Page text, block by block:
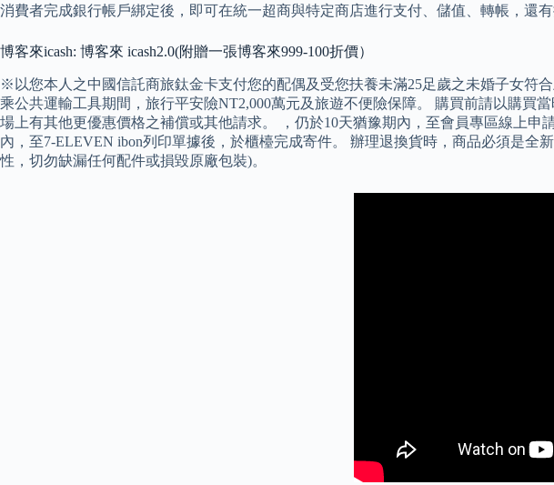
消費者完成銀行帳戶綁定後，即可在統一超商與特定商店進行支付、儲值、轉帳，還有
博客來icash: 博客來 icash2.0(附贈一張博客來999-100折價）
※以您本人之中國信託商旅鈦金卡支付您的配偶及受您扶養未滿25足歲之未婚子女符
乘公共運輸工具期間，旅行平安險NT2,000萬元及旅遊不便險保障。 購買前請以購
場上有其他更優惠價格之補償或其他請求。 ，仍於10天猶豫期內，至會員專區線上
內，至7-ELEVEN ibon列印單據後，於櫃檯完成寄件。 辦理退換貨時，商品必須是
性，切勿缺漏任何配件或損毀原廠包裝)。